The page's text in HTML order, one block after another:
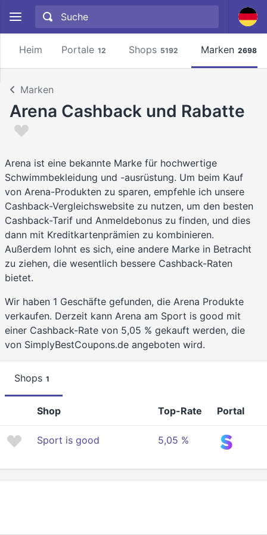
Heim Portale 12 Shops 5192 Marken 2698
Marken
Arena Cashback und Rabatte
Arena ist eine bekannte Marke für hochwertige
Schwimmbekleidung und -ausrüstung. Um beim Kauf
von Arena-Produkten zu sparen, empfehle ich unsere
Cashback-Vergleichswebsite zu nutzen, um den besten
Cashback-Tarif und Anmeldebonus zu finden, und dies
dann mit Kreditkartenprämien zu kombinieren.
Außerdem lohnt es sich, eine andere Marke in Betracht
zu ziehen, die wesentlich bessere Cashback-Raten
bietet.
Wir haben 1 Geschäfte gefunden, die Arena Produkte
verkaufen. Derzeit kann Arena am Sport is good mit
einer Cashback-Rate von 5,05 % gekauft werden, die
von SimplyBestCoupons.de angeboten wird.
Shops 1
Shop Top-Rate Portal
Sport is good 5,05 %